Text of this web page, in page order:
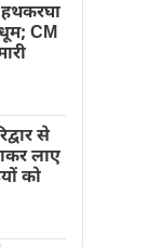
CM
से
लाए
को